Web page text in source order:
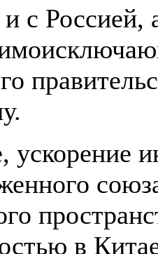
с Россией,
ускорение
в